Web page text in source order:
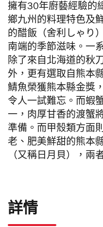
擁有30年廚藝經驗的
鄉九州的料理特色及
的醋飯（舍利しゃり
南端的季節滋味。 一
除了 來自北海道的秋
外，更有選取自熊本
鯖魚榮獲熊本縣金獎，
令人一試難忘。而蝦
一 ，肉厚甘香的渡蟹
準備。 而 甲殼類方面
老、肥美鮮甜的熊本
（又稱日月貝）， 兩
詳情